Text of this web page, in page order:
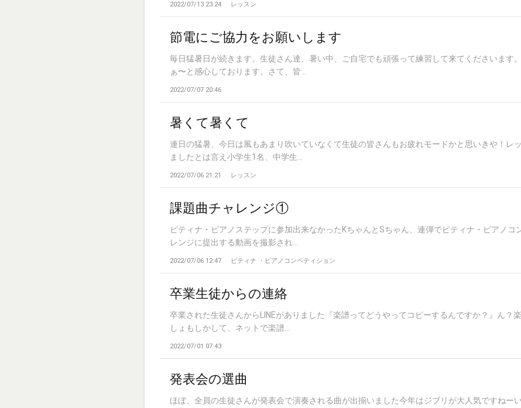
2022/07/13 23:24 レッスン
節電にご協力をお願いします
毎日猛暑日が続きます。生徒さん達、暑い中、ご自宅でも頑張って練習して来てくださいます
ぁ〜と感心しております。さて、皆...
2022/07/07 20:46
暑くて暑くて
連日の猛暑、今日は風もあまり吹いていなくて生徒の皆さんもお疲れモードかと思いきや！レ
ましたとは言え小学生1名、中学生...
2022/07/06 21:21 レッスン
課題曲チャレンジ①
ピティナ・ピアノステップに参加出来なかったKちゃんとSちゃん、連弾でピティナ・ピアノコ
レンジに提出する動画を撮影され...
2022/07/06 12:47 ピティナ ・ピアノコンペティション
卒業生徒からの連絡
卒業された生徒さんからLINEがありました『楽譜ってどうやってコピーするんですか？』ん？
しょもしかして、ネットで楽譜...
2022/07/01 07:43
発表会の選曲
ほぼ、全員の生徒さんが発表会で演奏される曲が出揃いました今年はジブリが大人気ですねー